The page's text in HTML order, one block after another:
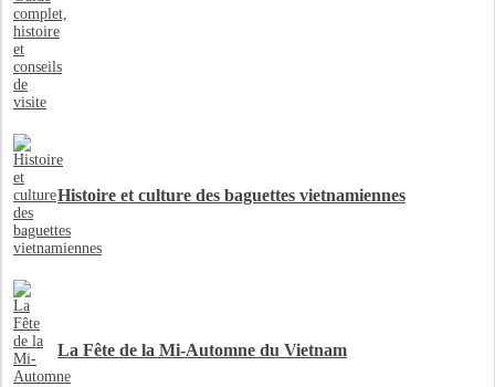
Histoire et culture des baguettes vietnamiennes
La Fête de la Mi-Automne du Vietnam